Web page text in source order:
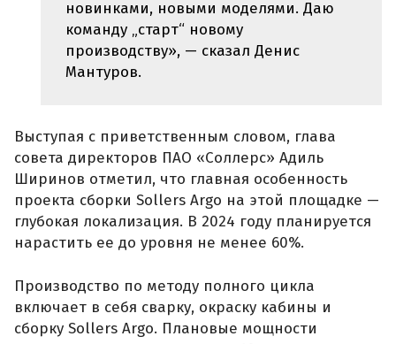
новинками, новыми моделями. Даю
команду „старт“ новому
производству», — сказал Денис
Мантуров.
Выступая с приветственным словом, глава
совета директоров ПАО «Соллерс» Адиль
Ширинов отметил, что главная особенность
проекта сборки Sollers Argo на этой площадке —
глубокая локализация. В 2024 году планируется
нарастить ее до уровня не менее 60%.
Производство по методу полного цикла
включает в себя сварку, окраску кабины и
сборку Sollers Argo. Плановые мощности